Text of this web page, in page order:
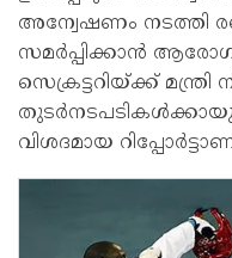
അന്വേഷണം നടത്തി
സമർപ്പിക്കാൻ
സെക്രട്ടറിയ്ക്ക് മന്ത്രി
വിശദമായ